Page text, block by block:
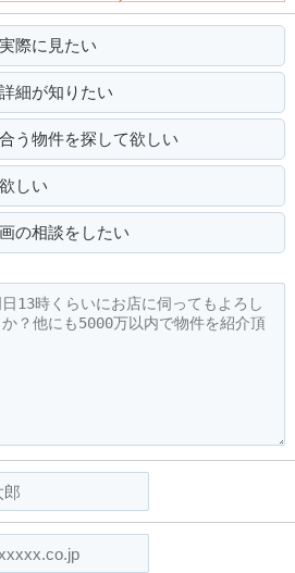
際に見たい
細が知りたい
う物件を探して欲しい
しい
の相談をしたい